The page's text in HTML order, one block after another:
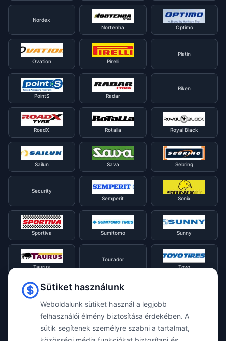
Nordex
Nortenha
Optimo
Ovation Pirelli
Platin
PointS Radar
Riken
RoadX Rotalla Royal Black
Sailun Sava Sebring
Security
Semperit
Sonix
Sportiva Sumitomo Sunny
Taurus
Tourador
Toyo
Tracmax
Triangle
Viking Voyager
Sütiket használunk
Weboldalunk sütiket használ a legjobb
felhasználói élmény biztosítása érdekében. A
sütik segítenek személyre szabni a tartalmat,